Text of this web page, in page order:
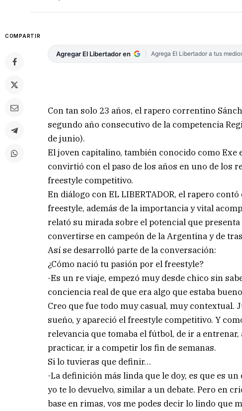
COMPARTIR
Agregar El Libertador en Agrega El Libertador a tus
Con tan solo 23 años, el rapero correntino
segundo año consecutivo de la competencia
de junio).
El joven capitalino, también conocido como
convirtió con el paso de los años en uno de los
freestyle competitivo.
En diálogo con EL LIBERTADOR, el rapero
freestyle, además de la importancia y vital
relató su mirada sobre el potencial que
convertirse en campeón de la Argentina y de
Así se desarrolló parte de la conversación:
¿Cómo nació tu pasión por el freestyle?
-Es un re viaje, empezó muy desde chico sin
conciencia real de que era algo que estaba
Creo que fue todo muy casual, muy contextual.
sueño, y apareció el freestyle competitivo. Y
relevancia que tomaba el fútbol, de ir a
practicar, ir a competir los fin de semanas.
Si lo tuvieras que definir…
-La definición más linda que le doy, es que es
yo te lo devuelvo, similar a un debate. Pero en
base en rimas, vos me podes decir lo lindo que